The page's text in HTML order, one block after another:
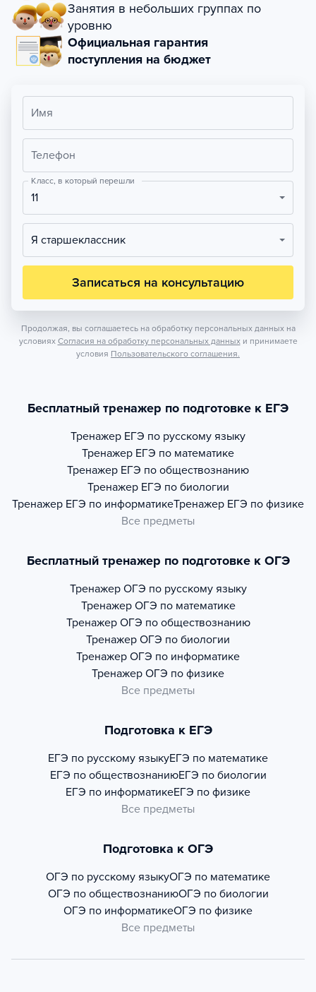
Занятия в небольших группах по
уровню
Официальная гарантия
поступления на бюджет
Имя
Телефон
Класс, в который перешли
11
Я старшеклассник
Записаться на консультацию
Продолжая, вы соглашаетесь на обработку персональных данных на
условиях Согласия на обработку персональных данных и принимаете
условия Пользовательского соглашения.
Бесплатный тренажер по подготовке к ЕГЭ
Тренажер ЕГЭ по русскому языку
Тренажер ЕГЭ по математике
Тренажер ЕГЭ по обществознанию
Тренажер ЕГЭ по биологии
Тренажер ЕГЭ по информатикеТренажер ЕГЭ по физике
Все предметы
Бесплатный тренажер по подготовке к ОГЭ
Тренажер ОГЭ по русскому языку
Тренажер ОГЭ по математике
Тренажер ОГЭ по обществознанию
Тренажер ОГЭ по биологии
Тренажер ОГЭ по информатике
Тренажер ОГЭ по физике
Все предметы
Подготовка к ЕГЭ
ЕГЭ по русскому языкуЕГЭ по математике
ЕГЭ по обществознаниюЕГЭ по биологии
ЕГЭ по информатикеЕГЭ по физике
Все предметы
Подготовка к ОГЭ
ОГЭ по русскому языкуОГЭ по математике
ОГЭ по обществознаниюОГЭ по биологии
ОГЭ по информатикеОГЭ по физике
Все предметы